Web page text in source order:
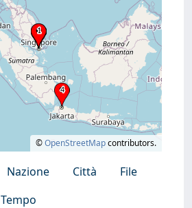
©OpenStreetMapcontributors.
Nazione Città
File
Tempo